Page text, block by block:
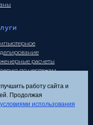
расчеты
по чертежам
работу сайта и
Продолжая
условиями использования